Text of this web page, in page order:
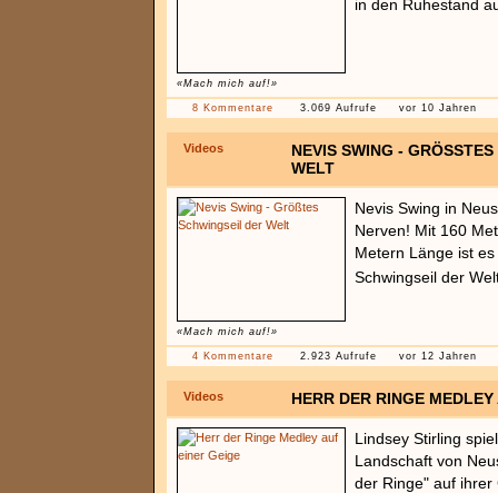
«Mach mich auf!»
in den Ruhestand
8 Kommentare 3.069 Aufrufe vor 10 Jahren
Videos
NEVIS SWING - GRÖSSTES
ELT
«Mach mich auf!»
Nevis Swing in
Nerven! Mit 160
Metern Länge ist
Schwingseil der
4 Kommentare 2.923 Aufrufe vor 12 Jahren
Videos HERR DER RINGE
Lindsey Stirling
Landschaft von
der Ringe" auf ihrer